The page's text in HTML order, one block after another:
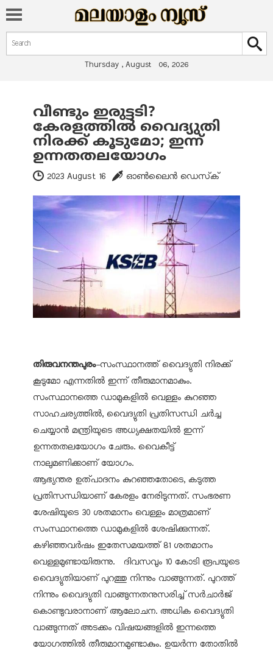
Search form
Search
Thursday , August 06, 2026
You are here
വീണ്ടും ഇരുട്ടടി?
കേരളത്തില്‍ വൈദ്യുതി
നിരക്ക് കൂടുമോ; ഇന്ന്
ഉന്നതതലയോഗം
2023 August 16 ഓണ്‍ലൈന്‍ ഡെസ്‌ക്
തിരുവനന്തപുരം-സംസ്ഥാനത്ത് വൈദ്യുതി നിരക്ക്
കൂടുമോ എന്നതില്‍ ഇന്ന് തീരുമാനമാകും.
സംസ്ഥാനത്തെ ഡാമുകളില്‍ വെള്ളം കുറഞ്ഞ
സാഹചര്യത്തില്‍, വൈദ്യുതി പ്രതിസന്ധി ചര്‍ച്ച
ചെയ്യാന്‍ മന്ത്രിയുടെ അധ്യക്ഷതയില്‍ ഇന്ന്
ഉന്നതതലയോഗം ചേരും. വൈകീട്ട്
നാലുമണിക്കാണ് യോഗം.
ആഭ്യന്തര ഉത്പാദനം കുറഞ്ഞതോടെ, കടുത്ത
പ്രതിസന്ധിയാണ് കേരളം നേരിടുന്നത്. സംഭരണ
ശേഷിയുടെ 30 ശതമാനം വെള്ളം മാത്രമാണ്
സംസ്ഥാനത്തെ ഡാമുകളില്‍ ശേഷിക്കുന്നത്.
കഴിഞ്ഞവര്‍ഷം ഇതേസമയത്ത് 81 ശതമാനം
വെള്ളമുണ്ടായിരുന്നു. ദിവസവും 10 കോടി രൂപയുടെ
വൈദ്യുതിയാണ് പുറത്തു നിന്നും വാങ്ങുന്നത്. പുറത്ത്
നിന്നും വൈദ്യുതി വാങ്ങുന്നതനുസരിച്ച് സര്‍ചാര്‍ജ്
കൊണ്ടുവരാനാണ് ആലോചന. അധിക വൈദ്യുതി
വാങ്ങുന്നത് അടക്കം വിഷയങ്ങളില്‍ ഇന്നത്തെ
യോഗത്തില്‍ തീരുമാനമുണ്ടാകും. ഉയര്‍ന്ന തോതില്‍